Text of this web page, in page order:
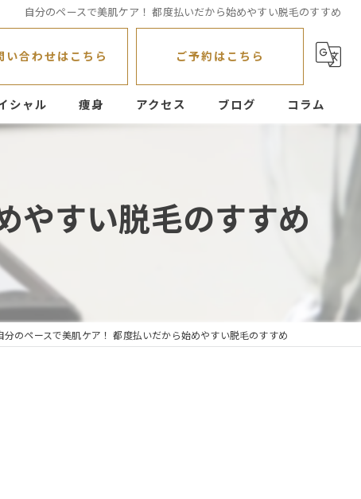
自分のペースで美肌ケア！ 都度払いだから始めやすい脱毛のすすめ
い合わせはこちら ご予約はこちら
シャル 痩身 アクセス ブログ コラム
やすい脱毛のすすめ
分のペースで美肌ケア！ 都度払いだから始めやすい脱毛のすすめ